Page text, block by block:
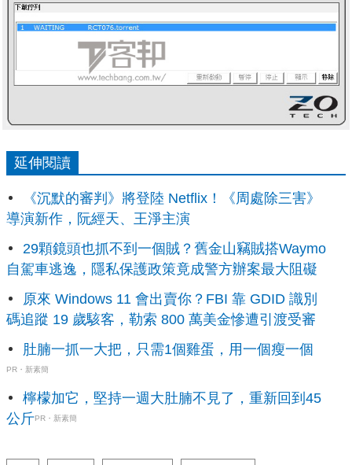
延伸閱讀
《沉默的審判》將登陸 Netflix！《周處除三害》
導演新作，阮經天、王淨主演
29顆鏡頭也抓不到一個賊？舊金山竊賊搭Waymo
自駕車逃逸，隱私保護政策竟成警方辦案最大阻礙
原來 Windows 11 會出賣你？FBI 靠 GDID 識別
碼追蹤 19 歲駭客，勒索 800 萬美金慘遭引渡受審
肚腩一抓一大把，只需1個雞蛋，用一個瘦一個
PR・新素簡
檸檬加它，堅持一週大肚腩不見了，重新回到45
公斤PR・新素簡